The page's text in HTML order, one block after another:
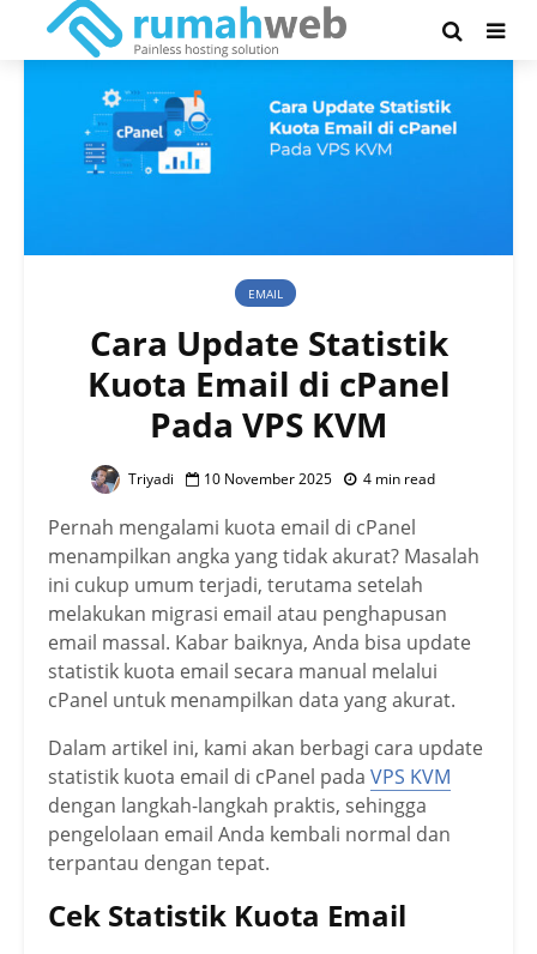
EMAIL
Cara Update Statistik
Kuota Email di cPanel
Pada VPS KVM
Triyadi 10 November 2025 4 min read
Pernah mengalami kuota email di cPanel
menampilkan angka yang tidak akurat? Masalah
ini cukup umum terjadi, terutama setelah
melakukan migrasi email atau penghapusan
email massal. Kabar baiknya, Anda bisa update
statistik kuota email secara manual melalui
cPanel untuk menampilkan data yang akurat.
Dalam artikel ini, kami akan berbagi cara update
statistik kuota email di cPanel pada VPS KVM
dengan langkah-langkah praktis, sehingga
pengelolaan email Anda kembali normal dan
terpantau dengan tepat.
Cek Statistik Kuota Email